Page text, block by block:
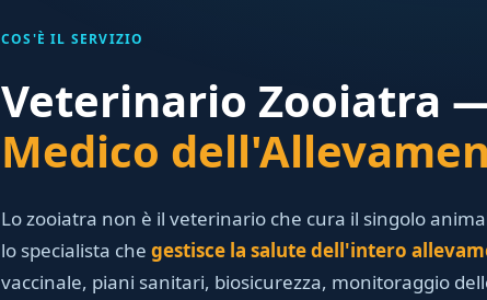
COS'È IL SERVIZIO
Veterinario Zooiatra
Medico
Lo zooiatra non è il veterinario che cura il singolo
lo specialista che gestisce la salute dell'intero
vaccinale, piani sanitari, biosicurezza, monitoraggio